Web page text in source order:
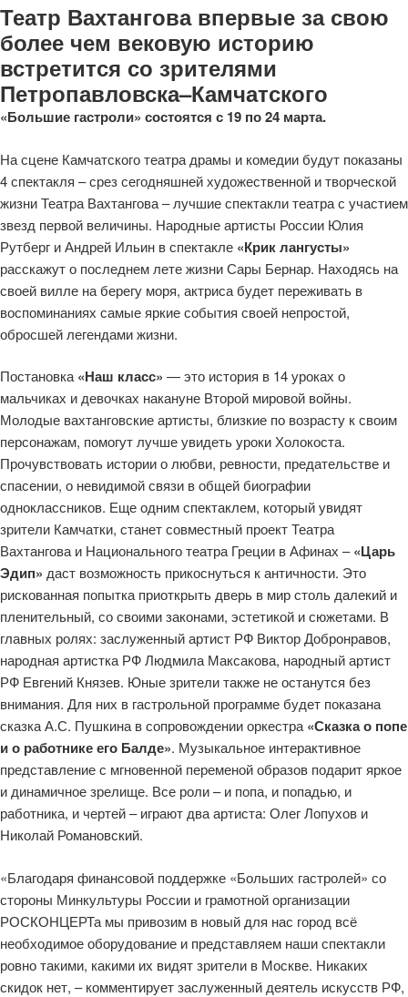
Театр Вахтангова впервые за свою
более чем вековую историю
встретится со зрителями
Петропавловска–Камчатского
«Большие гастроли» состоятся с 19 по 24 марта.
На сцене Камчатского театра драмы и комедии будут показаны
4 спектакля – срез сегодняшней художественной и творческой
жизни Театра Вахтангова – лучшие спектакли театра с участием
звезд первой величины. Народные артисты России Юлия
Рутберг и Андрей Ильин в спектакле «Крик лангусты»
расскажут о последнем лете жизни Сары Бернар. Находясь на
своей вилле на берегу моря, актриса будет переживать в
воспоминаниях самые яркие события своей непростой,
обросшей легендами жизни.
Постановка «Наш класс» — это история в 14 уроках о
мальчиках и девочках накануне Второй мировой войны.
Молодые вахтанговские артисты, близкие по возрасту к своим
персонажам, помогут лучше увидеть уроки Холокоста.
Прочувствовать истории о любви, ревности, предательстве и
спасении, о невидимой связи в общей биографии
одноклассников. Еще одним спектаклем, который увидят
зрители Камчатки, станет совместный проект Театра
Вахтангова и Национального театра Греции в Афинах –«Царь
Эдип» даст возможность прикоснуться к античности. Это
рискованная попытка приоткрыть дверь в мир столь далекий и
пленительный, со своими законами, эстетикой и сюжетами. В
главных ролях: заслуженный артист РФ Виктор Добронравов,
народная артистка РФ Людмила Максакова, народный артист
РФ Евгений Князев. Юные зрители также не останутся без
внимания. Для них в гастрольной программе будет показана
сказка А.С. Пушкина в сопровождении оркестра «Сказка о попе
и о работнике его Балде». Музыкальное интерактивное
представление с мгновенной переменой образов подарит яркое
и динамичное зрелище. Все роли – и попа, и попадью, и
работника, и чертей – играют два артиста: Олег Лопухов и
Николай Романовский.
«Благодаря финансовой поддержке «Больших гастролей» со
стороны Минкультуры России и грамотной организации
РОСКОНЦЕРТа мы привозим в новый для нас город всё
необходимое оборудование и представляем наши спектакли
ровно такими, какими их видят зрители в Москве. Никаких
скидок нет, – комментирует заслуженный деятель искусств РФ,